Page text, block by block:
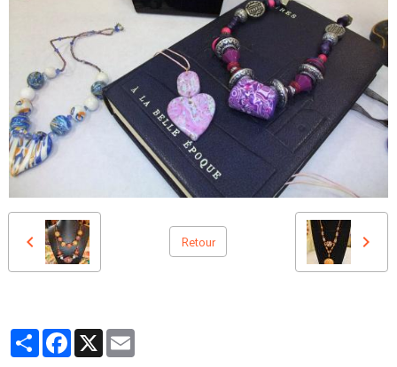
Retour
PartagerFacebook
X